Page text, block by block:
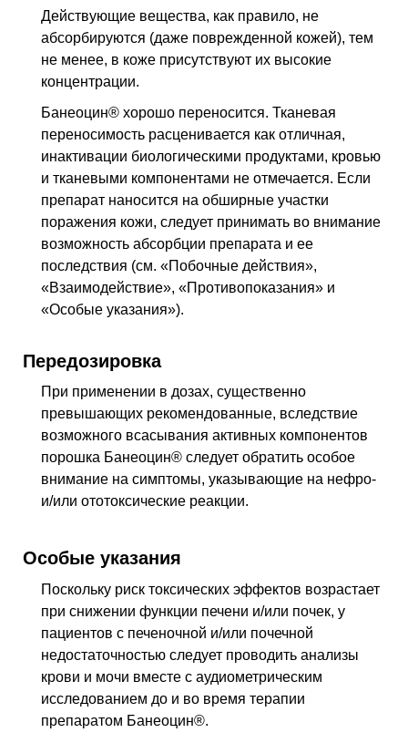
Действующие вещества, как правило, не
абсорбируются (даже поврежденной кожей), тем
не менее, в коже присутствуют их высокие
концентрации.
Банеоцин® хорошо переносится. Тканевая
переносимость расценивается как отличная,
инактивации биологическими продуктами, кровью
и тканевыми компонентами не отмечается. Если
препарат наносится на обширные участки
поражения кожи, следует принимать во внимание
возможность абсорбции препарата и ее
последствия (см. «Побочные действия»,
«Взаимодействие», «Противопоказания» и
«Особые указания»).
Передозировка
При применении в дозах, существенно
превышающих рекомендованные, вследствие
возможного всасывания активных компонентов
порошка Банеоцин® следует обратить особое
внимание на симптомы, указывающие на нефро-
и/или ототоксические реакции.
Особые указания
Поскольку риск токсических эффектов возрастает
при снижении функции печени и/или почек, у
пациентов с печеночной и/или почечной
недостаточностью следует проводить анализы
крови и мочи вместе с аудиометрическим
исследованием до и во время терапии
препаратом Банеоцин®.